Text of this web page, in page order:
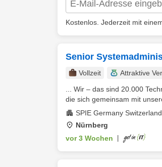
Kostenlos. Jederzeit mit
Senior
Vollzeit Attraktive
... Wir – das sind 20.000
die sich gemeinsam mit
SPIE Germany
Nürnberg
vor 3 Wochen